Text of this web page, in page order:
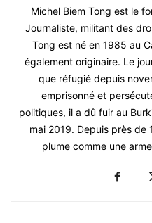
Michel Biem Tong est le
Journaliste, militant des
Tong est né en 1985 au
également originaire. Le
que réfugié depuis
emprisonné et
politiques, il a dû fuir au
mai 2019. Depuis près de
plume comme une